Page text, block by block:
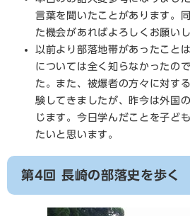
言葉を聞いたことがあります。
た機会があればよろしくお願いし
以前より部落地帯があったこと
については全く知らなかったの
た。また、被爆者の方々に対す
験してきましたが、昨今は外国
じます。今日学んだことを子ど
たいと思います。
第4回 長崎の部落史を歩く